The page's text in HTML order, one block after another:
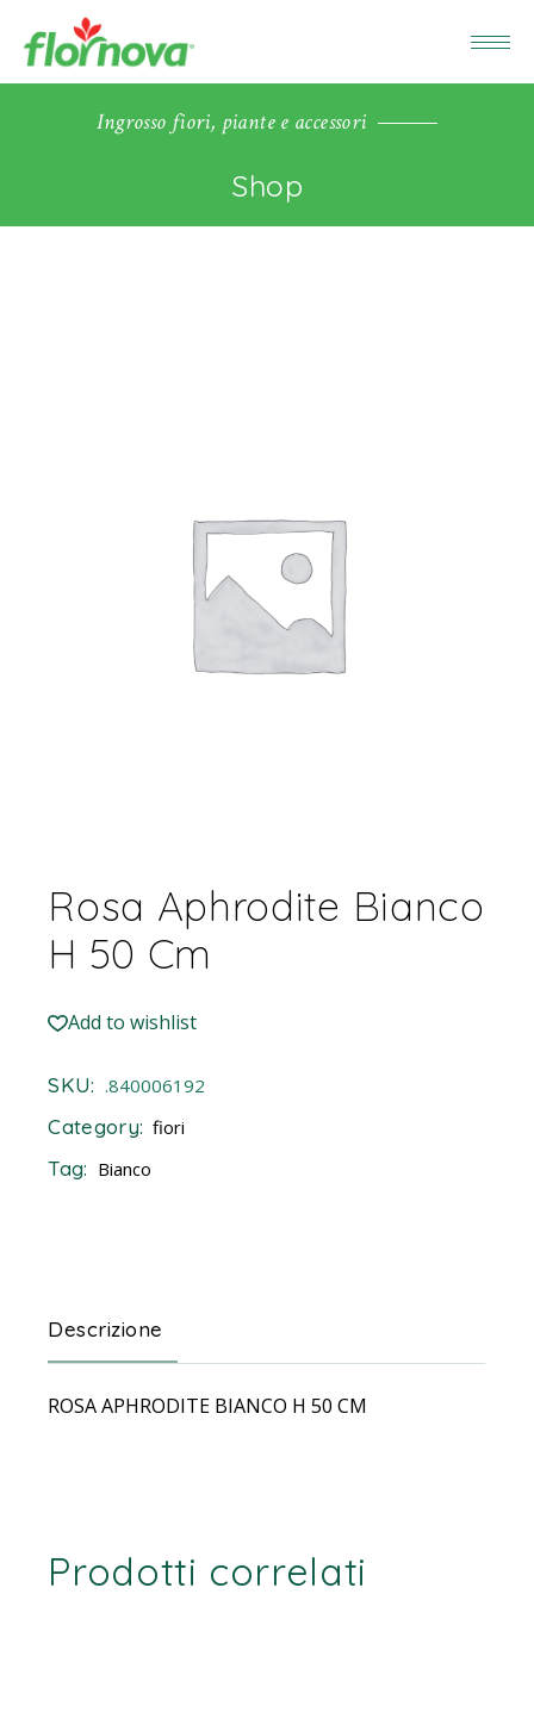
Ingrosso fiori, piante e accessori
Shop
Rosa Aphrodite Bianco
H 50 Cm
Add to wishlist
SKU: .840006192
Category: fiori
Tag: Bianco
Descrizione
ROSA APHRODITE BIANCO H 50 CM
Prodotti correlati